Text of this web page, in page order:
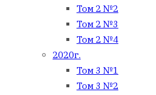
Том 2 №2
Том 2 №3
Том 2 №4
2020г.
Том 3 №1
Том 3 №2